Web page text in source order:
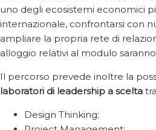
uno degli ecosistemi economici
internazionale, confrontarsi con
ampliare la propria rete di
alloggio relativi al modulo
Il percorso prevede inoltre la
laboratori di leadership a scelta
Design Thinking;